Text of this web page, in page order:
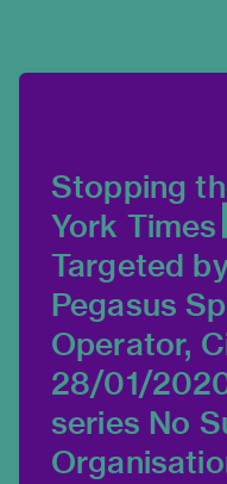
Stopping
York
Targeted
Pegasus
Operator,
28/01/
series No